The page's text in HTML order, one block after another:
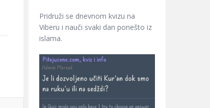
Pridruži se dnevnom kvizu na
Viberu i nauči svaki dan ponešto iz
islama.